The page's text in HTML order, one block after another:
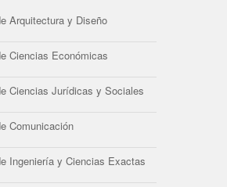
Arquitectura y Diseño
Ciencias Económicas
Ciencias Jurídicas y Sociales
Comunicación
Ingeniería y Ciencias Exactas